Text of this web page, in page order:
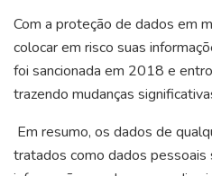
Com a proteção de dados em
colocar em risco suas
foi sancionada em 2018 e
trazendo mudanças
Em resumo, os dados de
tratados como dados pessoais